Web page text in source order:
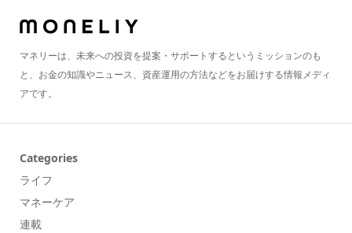
マネリーは、未来への投資を提案・サポートするというミッションのも
と、お金の知識やニュース、資産運用の方法などをお届けする情報メディ
アです。
Categories
ライフ
マネーケア
連載